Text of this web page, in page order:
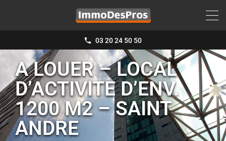
03 20 24 50 50
A LOUER – LOCAL
D’ACTIVITE D’ENV.
1200 M2 – SAINT
ANDRE